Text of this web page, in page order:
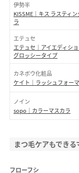
伊勢半
KISSME｜キス ラスティ
ラ
エテュセ
エテュセ｜アイエディショ
グロッシータイプ
カネボウ化粧品
ケイト｜ラッシュフォー
ノイン
sopo｜カラーマスカラ
まつ毛ケアもできる
フローフシ